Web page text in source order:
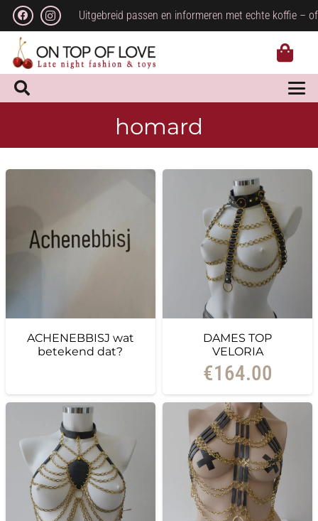
Uitgebreid passen en informeren met echte koffie –
homard
ACHENEBBISJ wat
betekend dat?
DAMES TOP
VELORIA
€164.00